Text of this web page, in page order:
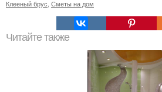
Клееный брус, Сметы на дом
Читайте также